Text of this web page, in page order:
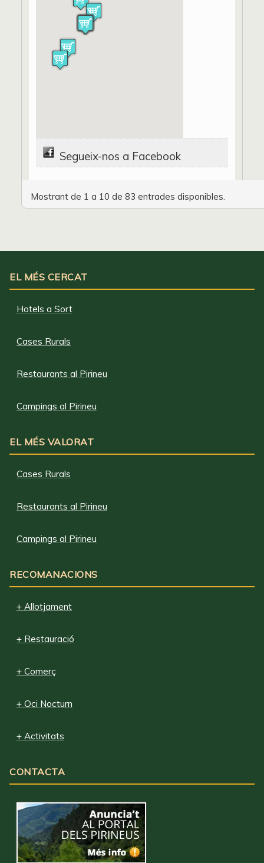
Segueix-nos a Facebook
Mostrant de 1 a 10 de 83 entrades disponibles.
EL MÉS CERCAT
Hotels a Sort
Cases Rurals
Restaurants al Pirineu
Campings al Pirineu
EL MÉS VALORAT
Cases Rurals
Restaurants al Pirineu
Campings al Pirineu
RECOMANACIONS
+ Allotjament
+ Restauració
+ Comerç
+ Oci Nocturn
+ Activitats
CONTACTA